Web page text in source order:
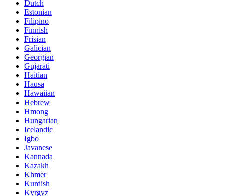
Dutch
Estonian
Filipino
Finnish
Frisian
Galician
Georgian
Gujarati
Haitian
Hausa
Hawaiian
Hebrew
Hmong
Hungarian
Icelandic
Igbo
Javanese
Kannada
Kazakh
Khmer
Kurdish
Kyrgyz